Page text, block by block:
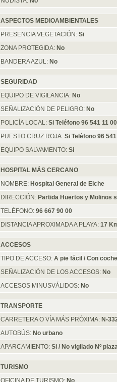
ASPECTOS MEDIOAMBIENTALES
PRESENCIA VEGETACIÓN:Si
ZONA PROTEGIDA: No
BANDERA AZUL: No
SEGURIDAD
EQUIPO DE VIGILANCIA: No
SEÑALIZACIÓN DE PELIGRO: No
POLICÍA LOCAL:Si Teléfono 96 541 11 00
PUESTO CRUZ ROJA:Si Teléfono 96
EQUIPO SALVAMENTO:Si
HOSPITAL MÁS CERCANO
NOMBRE: Hospital General de Elche
DIRECCIÓN: Partida Huertos y Molinos
TELÉFONO:96 667 90 00
DISTANCIA APROXIMADA A PLAYA:17
ACCESOS
TIPO DE ACCESO:A pie fácil / Con
SEÑALIZACIÓN DE LOS ACCESOS: No
ACCESOS MINUSVÁLIDOS: No
TRANSPORTE
CARRETERA O VÍA MÁS PRÓXIMA: N-
AUTOBÚS: No urbano
APARCAMIENTO:Si / No vigilado Nº
TURISMO
OFICINA DE TURISMO: No